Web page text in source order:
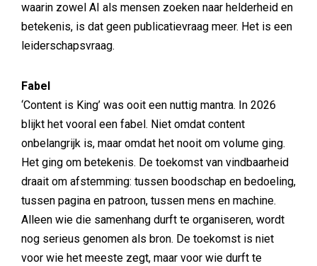
waarin zowel AI als mensen zoeken naar helderheid en
betekenis, is dat geen publicatievraag meer. Het is een
leiderschapsvraag.
Fabel
‘Content is King’ was ooit een nuttig mantra. In 2026
blijkt het vooral een fabel. Niet omdat content
onbelangrijk is, maar omdat het nooit om volume ging.
Het ging om betekenis. De toekomst van vindbaarheid
draait om afstemming: tussen boodschap en bedoeling,
tussen pagina en patroon, tussen mens en machine.
Alleen wie die samenhang durft te organiseren, wordt
nog serieus genomen als bron. De toekomst is niet
voor wie het meeste zegt, maar voor wie durft te